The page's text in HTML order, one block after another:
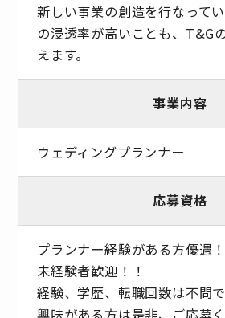
新しい事業の創造を行なって
の浸透率が高いことも、T&G
えます。
事業内容
ウェディングプランナー
応募資格
プランナー経験がある方優遇！
未経験者歓迎！！
経験、学歴、転職回数は不問で
興味がある方は是非、ご応募く